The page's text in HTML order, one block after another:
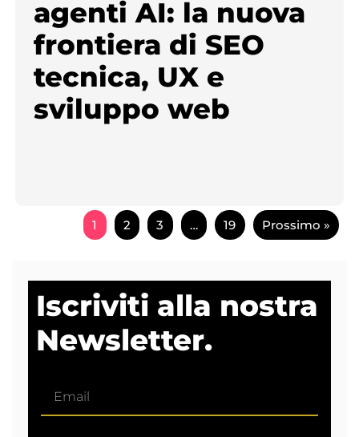
agenti AI: la nuova
frontiera di SEO
tecnica, UX e
sviluppo web
1 2 3 … 19 Prossimo »
Iscriviti alla nostra
Newsletter.